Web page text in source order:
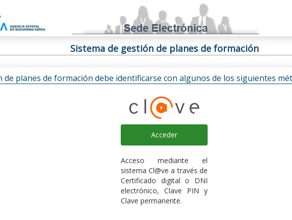
Sistema de gestión de planes de formación
de planes de formación debe identificarse con algunos de los siguientes
Acceder
Acceso mediante el
sistema Cl@ve a través de
Certificado digital o DNI
electrónico, Clave PIN y
Clave permanente.